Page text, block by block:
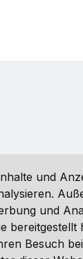
, wenn
© 2026
und
und
Besuch